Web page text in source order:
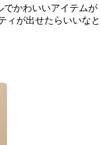
でかわいいアイテムが
ィが出せたらいいなと